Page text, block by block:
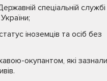
спеціальній
іноземців та осіб без
окупантом, які зазнали